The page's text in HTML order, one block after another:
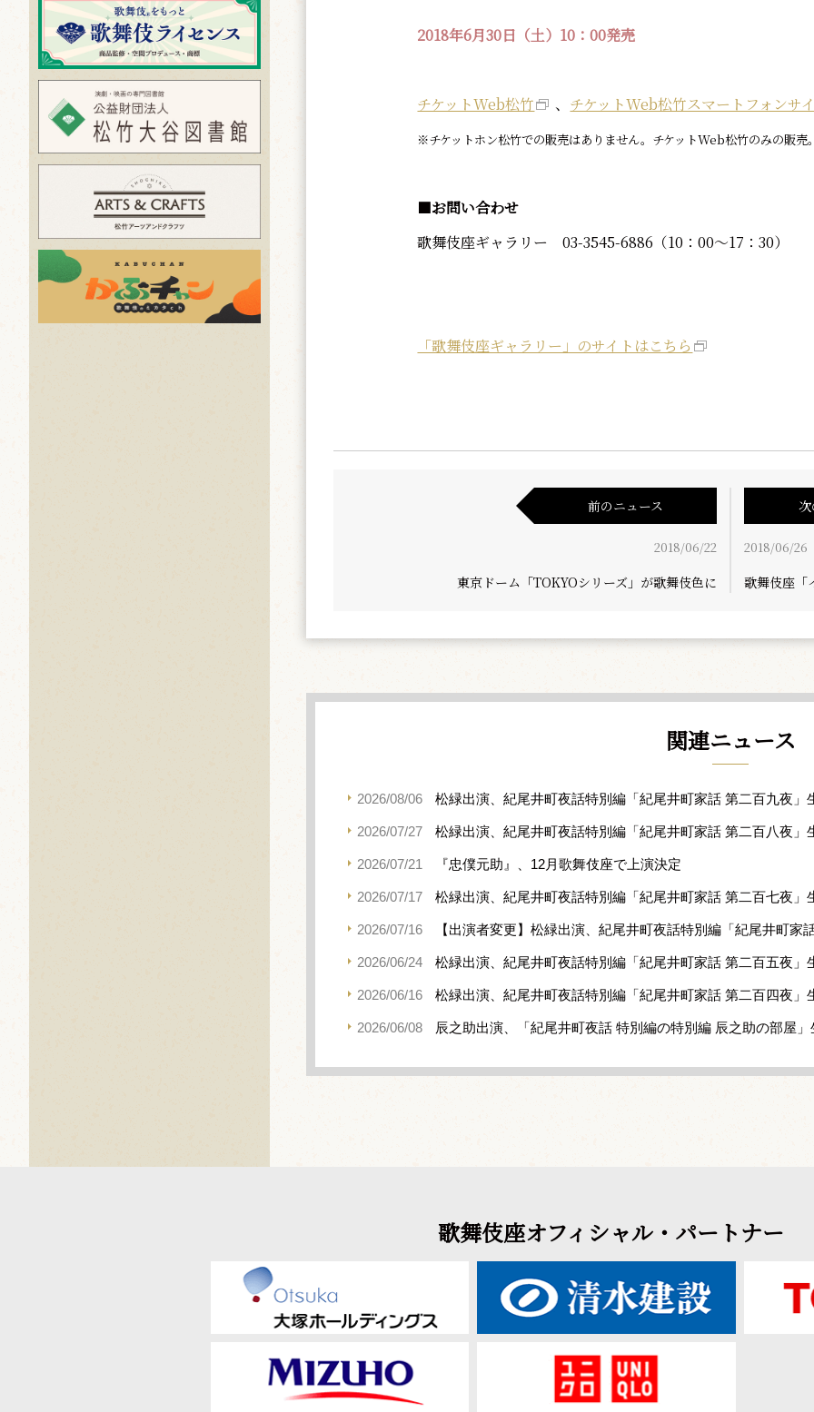
2018年6月30日（土）10：00発売
チケットWeb松竹 、 チケットWeb松竹スマートフォンサ
※チケットホン松竹での販売はありません。チケットWeb松竹のみの販売
■お問い合わせ
歌舞伎座ギャラリー 03-3545-6886（10：00～17：30）
「歌舞伎座ギャラリー」のサイトはこちら
前のニュース
2018/06/22
東京ドーム「TOKYOシリーズ」が歌舞伎色に
2018/06/26
歌舞伎座「
関連ニュース
2026/08/06 松緑出演、紀尾井町夜話特別編「紀尾井町家話 第二百九夜
2026/07/27 松緑出演、紀尾井町夜話特別編「紀尾井町家話 第二百八夜
2026/07/21 『忠僕元助』、12月歌舞伎座で上演決定
2026/07/17 松緑出演、紀尾井町夜話特別編「紀尾井町家話 第二百七夜
2026/07/16 【出演者変更】松緑出演、紀尾井町夜話特別編「紀尾井町家
2026/06/24 松緑出演、紀尾井町夜話特別編「紀尾井町家話 第二百五夜」
2026/06/16 松緑出演、紀尾井町夜話特別編「紀尾井町家話 第二百四夜
2026/06/08 辰之助出演、「紀尾井町夜話 特別編の特別編 辰之助の部屋
歌舞伎座オフィシャル・パートナー